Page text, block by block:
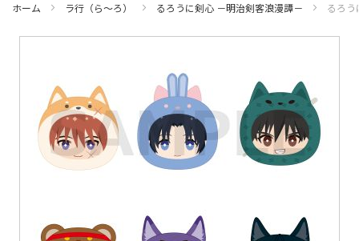
ホーム ラ行（ら～ろ） るろうに剣心 －明治剣客浪漫譚－ るろ